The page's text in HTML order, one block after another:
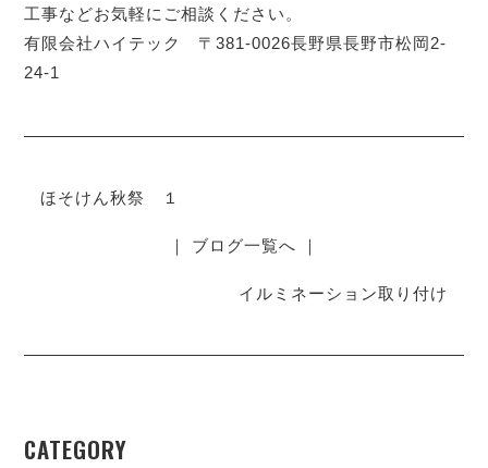
工事などお気軽にご相談ください。
有限会社ハイテック 〒381-0026長野県長野市松岡2-
24-1
ほそけん秋祭 １
｜ ブログ一覧へ ｜
イルミネーション取り付け
CATEGORY